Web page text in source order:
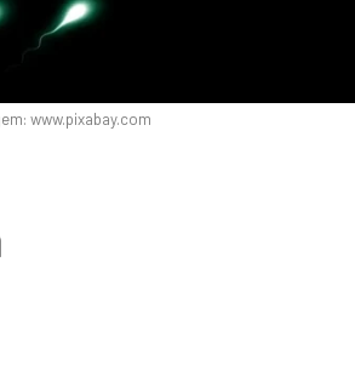
www.pixabay.com